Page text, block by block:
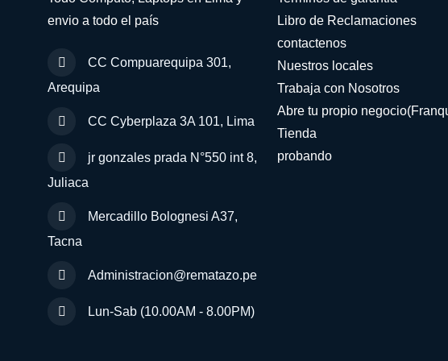
envio a todo el país
CC Compuarequipa 301,
Arequipa
CC Cyberplaza 3A 101, Lima
jr gonzales prada N°550 int 8,
Juliaca
Mercadillo Bolognesi A37,
Tacna
Administracion@rematazo.pe
Lun-Sab (10.00AM - 8.00PM)
Libro de Reclamaciones
contactenos
Nuestros locales
Trabaja con Nosotros
Abre tu propio
Tienda
probando